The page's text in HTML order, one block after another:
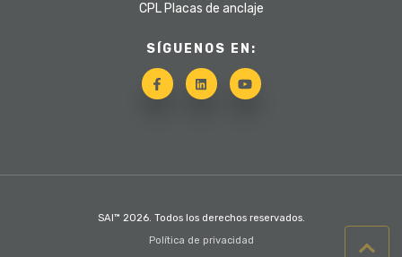
CPL Placas de anclaje
SÍGUENOS EN:
SAI™ 2026. Todos los derechos reservados.
Política de privacidad